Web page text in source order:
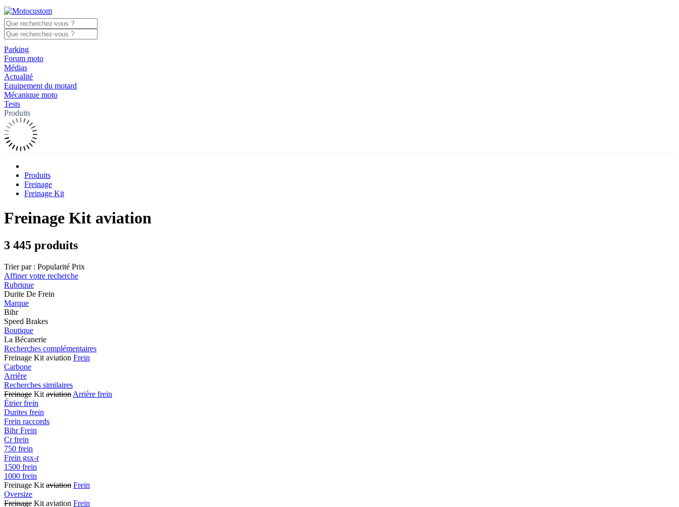
Parking
Forum moto
Médias
Actualité
Equipement du motard
Mécanique moto
Tests
Produits
Produits
Freinage
Freinage Kit
Freinage Kit aviation
3 445 produits
Trier par : Popularité Prix
Affiner votre recherche
Rubrique
Durite De Frein
Marque
Bihr
Speed Brakes
Boutique
La Bécanerie
Recherches complémentaires
Freinage Kit aviation Frein
Carbone
Arrière
Recherches similaires
Freinage Kit aviation Arrière frein
Étrier frein
Durites frein
Frein raccords
Bihr Frein
Cr frein
750 frein
Frein gsx-r
1500 frein
1000 frein
Freinage Kit aviation Frein
Oversize
Freinage Kit aviation Frein